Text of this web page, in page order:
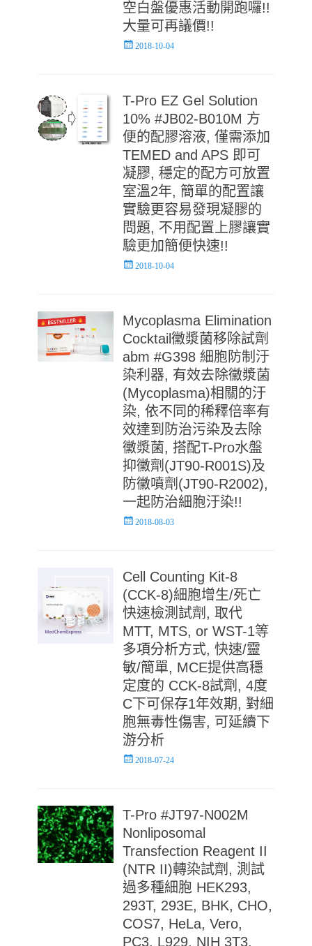
空白盤優惠活動開跑囉!!
大量可再議價!!
Posted2018-10-04
T-Pro EZ Gel Solution
10% #JB02-B010M 方
便的配膠溶液, 僅需添加
TEMED and APS 即可
凝膠, 穩定的配方可放置
室溫2年, 簡單的配置讓
實驗更容易發現凝膠的
問題, 不用配置上膠讓實
驗更加簡便快速!!
Posted2018-10-04
Mycoplasma Elimination
Cocktail黴漿菌移除試劑
abm #G398 細胞防制汙
染利器, 有效去除黴漿菌
(Mycoplasma)相關的汙
染, 依不同的稀釋倍率有
效達到防治污染及去除
黴漿菌, 搭配T-Pro水盤
抑黴劑(JT90-R001S)及
防黴噴劑(JT90-R2002),
一起防治細胞汙染!!
Posted2018-08-03
Cell Counting Kit-8
(CCK-8)細胞增生/死亡
快速檢測試劑, 取代
MTT, MTS, or WST-1等
多項分析方式, 快速/靈
敏/簡單, MCE提供高穩
定度的 CCK-8試劑, 4度
C下可保存1年效期, 對細
胞無毒性傷害, 可延續下
游分析
Posted2018-07-24
T-Pro #JT97-N002M
Nonliposomal
Transfection Reagent II
(NTR II)轉染試劑, 測試
過多種細胞 HEK293,
293T, 293E, BHK, CHO,
COS7, HeLa, Vero,
PC3, L929, NIH 3T3,